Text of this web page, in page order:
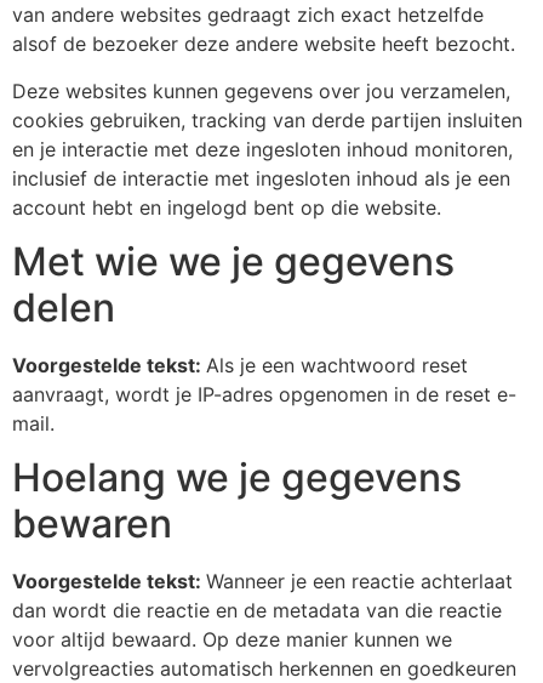
van andere websites gedraagt zich exact hetzelfde
alsof de bezoeker deze andere website heeft bezocht.
Deze websites kunnen gegevens over jou verzamelen,
cookies gebruiken, tracking van derde partijen insluiten
en je interactie met deze ingesloten inhoud monitoren,
inclusief de interactie met ingesloten inhoud als je een
account hebt en ingelogd bent op die website.
Met wie we je gegevens
delen
Voorgestelde tekst: Als je een wachtwoord reset
aanvraagt, wordt je IP-adres opgenomen in de reset e-
mail.
Hoelang we je gegevens
bewaren
Voorgestelde tekst: Wanneer je een reactie achterlaat
dan wordt die reactie en de metadata van die reactie
voor altijd bewaard. Op deze manier kunnen we
vervolgreacties automatisch herkennen en goedkeuren